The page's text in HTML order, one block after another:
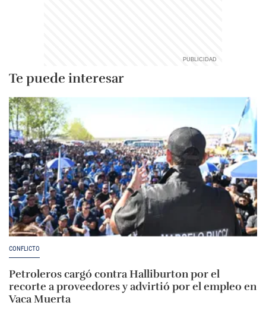
Te puede interesar
CONFLICTO
Petroleros cargó contra Halliburton por el
recorte a proveedores y advirtió por el empleo en
Vaca Muerta